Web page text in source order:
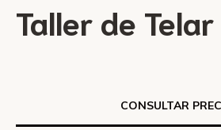
Taller de Telar